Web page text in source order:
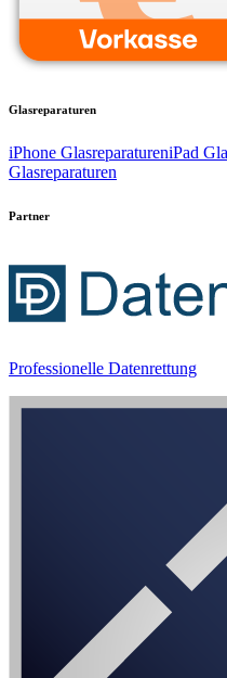
Glasreparaturen
iPhone GlasreparatureniPad
Glasreparaturen
Partner
Professionelle Datenrettung